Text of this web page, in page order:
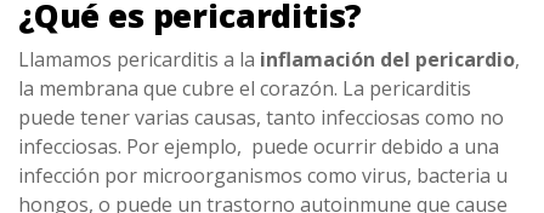
¿Qué es pericarditis?
Llamamos pericarditis a la inflamación del pericardio,
la membrana que cubre el corazón. La pericarditis
puede tener varias causas, tanto infecciosas como no
infecciosas. Por ejemplo, puede ocurrir debido a una
infección por microorganismos como virus, bacteria u
hongos, o puede un trastorno autoinmune que cause